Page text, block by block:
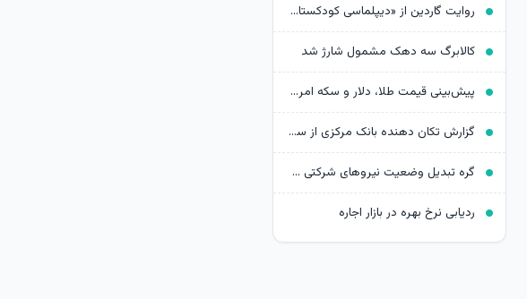
روایت گاردین از «دیپلماسی کودکستانی» ترامپ در برابر ایران
کالابرگ سه دهک مشمول شارژ شد
پیش‌بینی قیمت طلا، دلار و سکه امروز 15 مرداد 1405/ بازار منتظر مذاکرات تنگه هرمز
گزارش تکان‌ دهنده بانک مرکزی از سفره ایرانی‌ها؛ تورم چگونه فقرا را فقیرتر کرد؟
گره تبدیل وضعیت نیروهای شرکتی / قانون مانع است یا پیمانکاران؟
ردیابی نرخ بهره در بازار اجاره